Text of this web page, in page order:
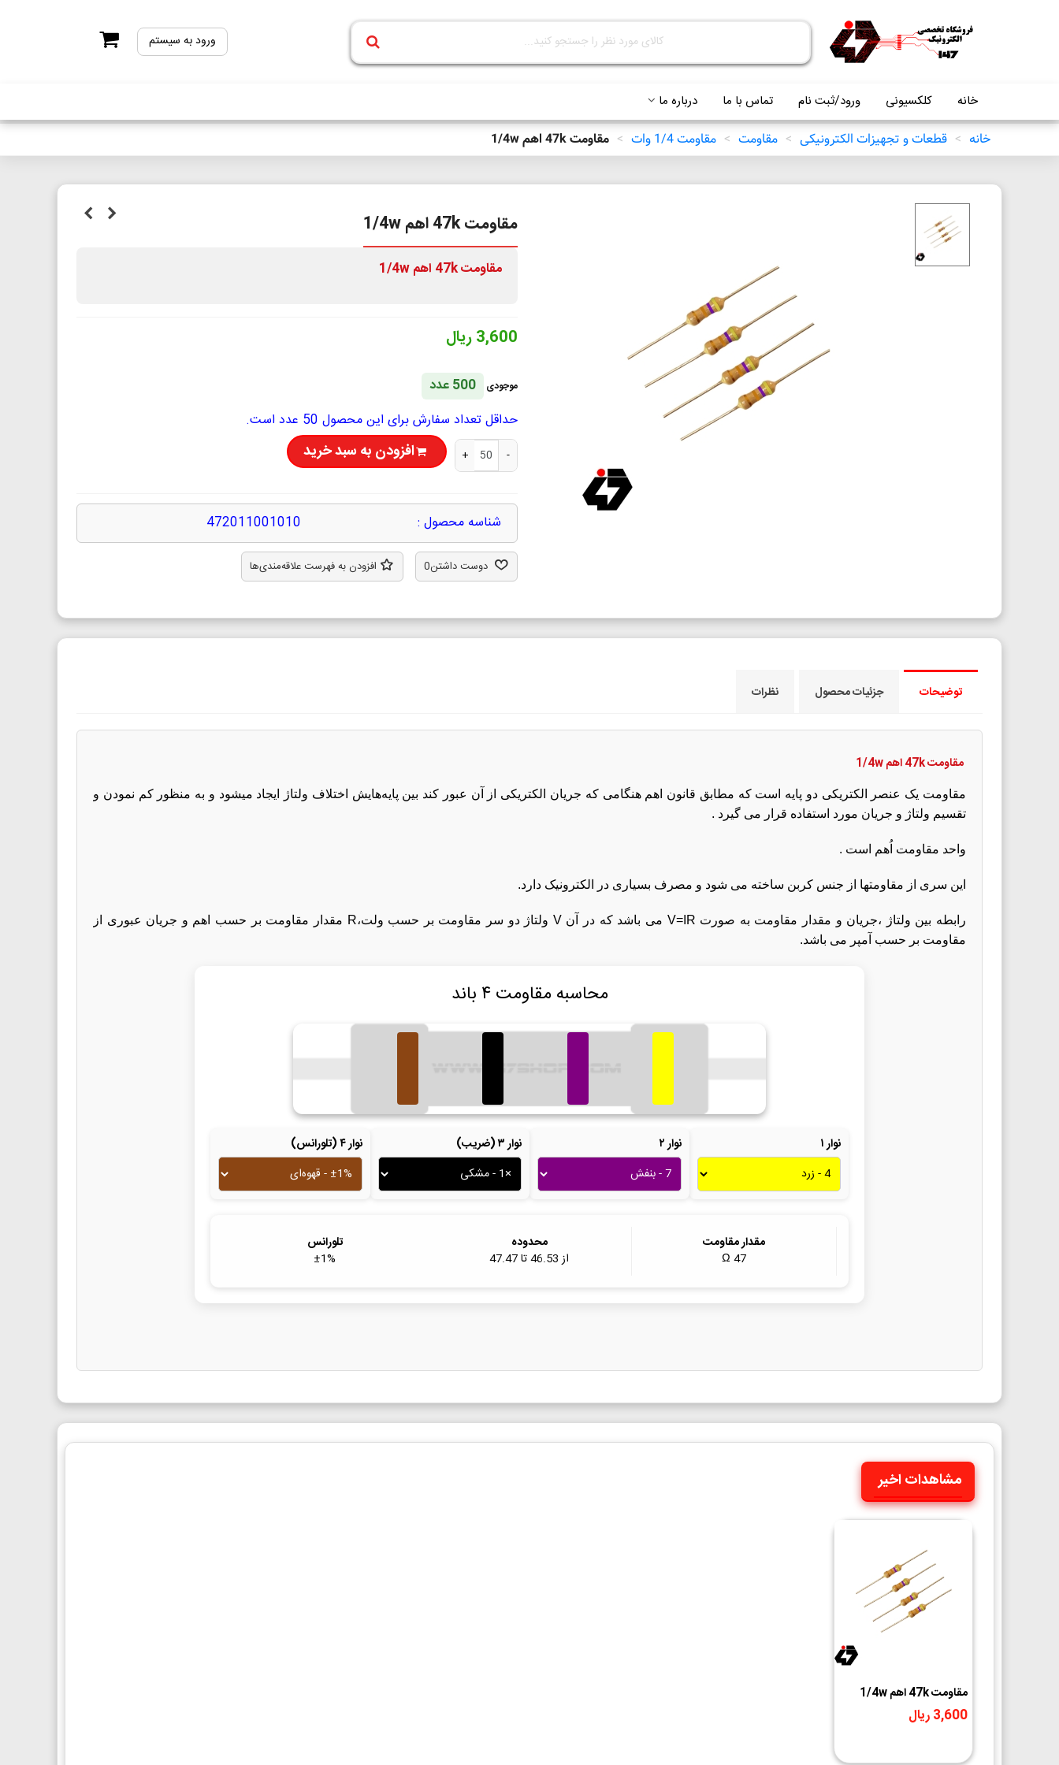
ورود به سیستم
خانه کلکسیونی ورود/ثبت نام تماس با ما درباره ما
خانه > قطعات و تجهیزات الکترونیکی > مقاومت > مقاومت 1/4 وات > مقاومت 47k اهم 1/4w
مقاومت 47k اهم 1/4w
مقاومت47k اهم 1/4w
3,600 ریال
موجودی
500 عدد
حداقل تعداد سفارش برای این محصول 50 عدد است.
-
+ افزودن به سبد خرید
شناسه محصول : 472011001010
دوست داشتن0 افزودن به فهرست علاقه‌مندی‌ها
توضیحات جزئیات محصول نظرات
مقاومت47kاهم 1/4w
مقاومت یک عنصر الکتریکی دو پایه است که مطابق قانون اهم هنگامی که جریان الکتریکی از آن عبور کند بین پایه‌هایش اختلاف ولتاژ ایجاد میشود و به منظور کم نمودن و
تقسیم ولتاژ و جریان مورد استفاده قرار می گیرد .
واحد مقاومت اُهم است .
این سری از مقاومتها از جنس کربن ساخته می شود و مصرف بسیاری در الکترونیک دارد.
رابطه بین ولتاژ ،جریان و مقدار مقاومت به صورت V=IR می باشد که در آن V ولتاژ دو سر مقاومت بر حسب ولت،R مقدار مقاومت بر حسب اهم و جریان عبوری از
مقاومت بر حسب آمپر می باشد.
محاسبه مقاومت ۴ باند
نوار ۱ نوار ۲ نوار ۳ (ضریب) نوار ۴ (تلورانس)
مقدار مقاومت
47
محدوده
از46.53تا47.47
تلورانس
±1%
مشاهدات اخیر
مقاومت 47k اهم 1/4w
3,600 ریال